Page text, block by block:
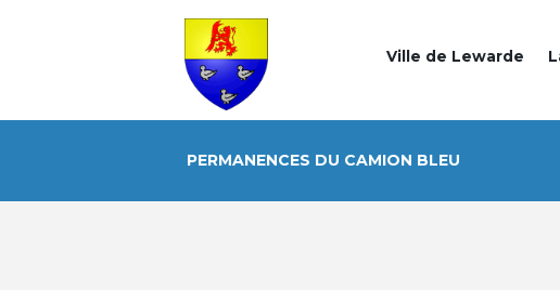
Ville de Lewarde
PERMANENCES DU CAMION BLEU